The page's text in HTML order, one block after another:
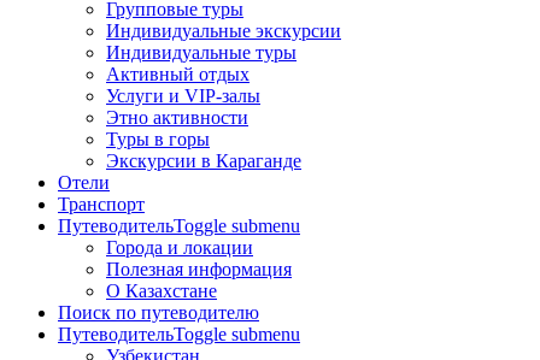
Групповые туры
Индивидуальные экскурсии
Индивидуальные туры
Активный отдых
Услуги и VIP-залы
Этно активности
Туры в горы
Экскурсии в Караганде
Отели
Транспорт
ПутеводительToggle submenu
Города и локации
Полезная информация
О Казахстане
Поиск по путеводителю
ПутеводительToggle submenu
Узбекистан